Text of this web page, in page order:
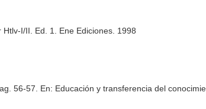
I/II. Ed. 1. Ene Ediciones. 1998
56-57. En: Educación y transferencia del